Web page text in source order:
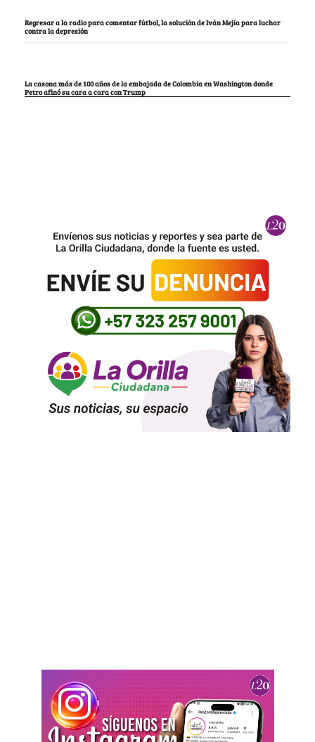
Regresar a la radio para comentar fútbol, la solución de Iván Mejía para luchar
contra la depresión
La casona más de 100 años de la embajada de Colombia en Washington donde
Petro afinó su cara a cara con Trump